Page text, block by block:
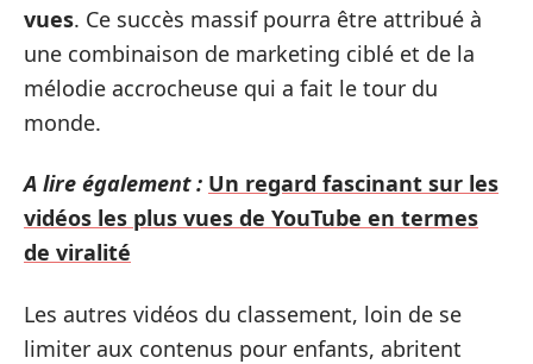
vues. Ce succès massif pourra être attribué à
une combinaison de marketing ciblé et de la
mélodie accrocheuse qui a fait le tour du
monde.
A lire également : Un regard fascinant sur les
vidéos les plus vues de YouTube en termes
de viralité
Les autres vidéos du classement, loin de se
limiter aux contenus pour enfants, abritent